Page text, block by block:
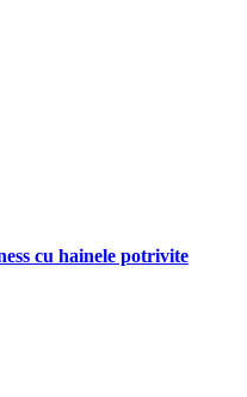
cu hainele potrivite